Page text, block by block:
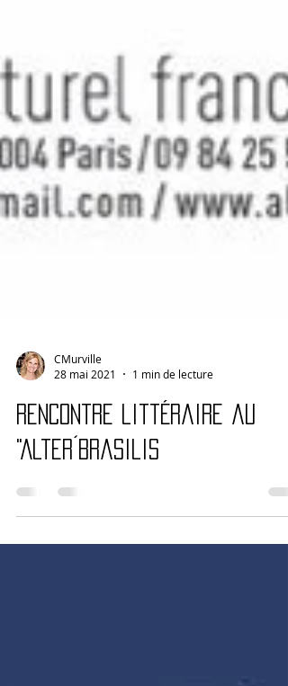
CMurville
28 mai 2021
1 min de lecture
Rencontre littéraire au